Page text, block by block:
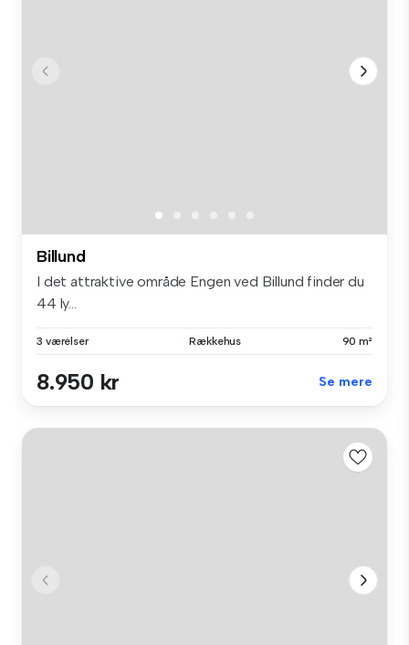
Billund
I det attraktive område Engen ved Billund finder du
44 ly...
3 værelser Rækkehus 90 m²
8.950 kr Se mere